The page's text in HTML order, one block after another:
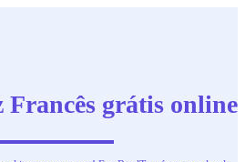
Francês grátis online